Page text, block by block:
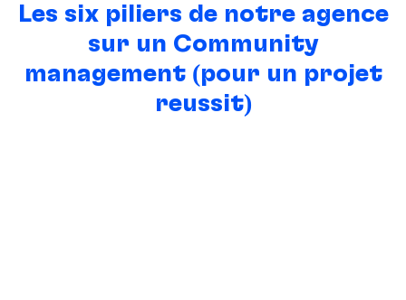
Les six piliers de notre agence
sur un Community
management (pour un projet
réussit)